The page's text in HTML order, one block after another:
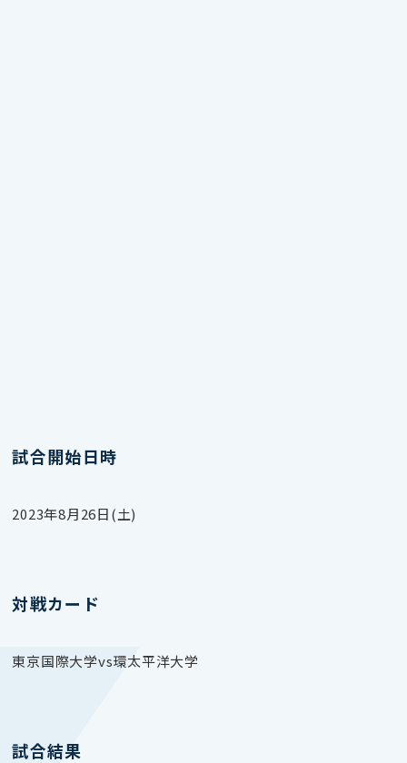
試合開始日時
2023年8月26日(土)
対戦カード
東京国際大学vs環太平洋大学
試合結果